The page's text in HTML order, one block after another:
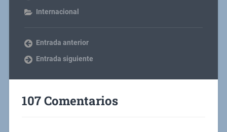
Internacional
Entrada anterior
Entrada siguiente
107 Comentarios